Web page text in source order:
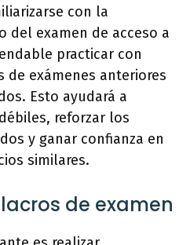
con la
del examen de acceso a
practicar con
de exámenes anteriores
Esto ayudará a
reforzar los
y ganar confianza en
similares.
de examen